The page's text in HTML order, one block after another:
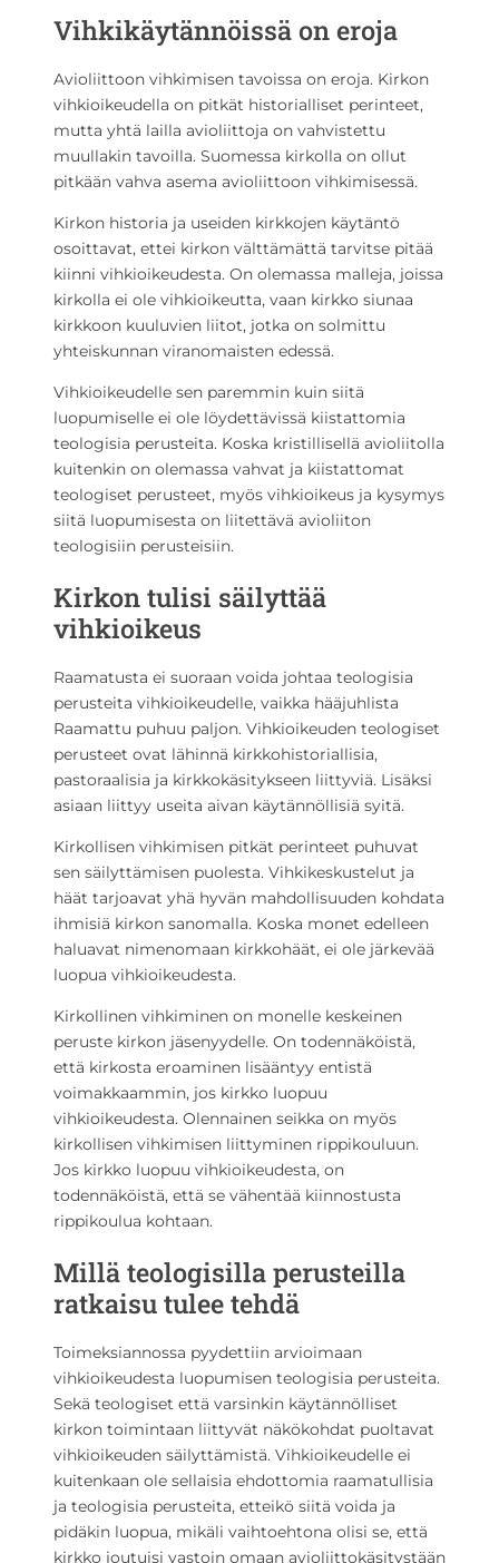
Vihkikäytännöissä on eroja
Avioliittoon vihkimisen tavoissa on eroja. Kirkon
vihkioikeudella on pitkät historialliset perinteet,
mutta yhtä lailla avioliittoja on vahvistettu
muullakin tavoilla. Suomessa kirkolla on ollut
pitkään vahva asema avioliittoon vihkimisessä.
Kirkon historia ja useiden kirkkojen käytäntö
osoittavat, ettei kirkon välttämättä tarvitse pitää
kiinni vihkioikeudesta. On olemassa malleja, joissa
kirkolla ei ole vihkioikeutta, vaan kirkko siunaa
kirkkoon kuuluvien liitot, jotka on solmittu
yhteiskunnan viranomaisten edessä.
Vihkioikeudelle sen paremmin kuin siitä
luopumiselle ei ole löydettävissä kiistattomia
teologisia perusteita. Koska kristillisellä avioliitolla
kuitenkin on olemassa vahvat ja kiistattomat
teologiset perusteet, myös vihkioikeus ja kysymys
siitä luopumisesta on liitettävä avioliiton
teologisiin perusteisiin.
Kirkon tulisi säilyttää
vihkioikeus
Raamatusta ei suoraan voida johtaa teologisia
perusteita vihkioikeudelle, vaikka hääjuhlista
Raamattu puhuu paljon. Vihkioikeuden teologiset
perusteet ovat lähinnä kirkkohistoriallisia,
pastoraalisia ja kirkkokäsitykseen liittyviä. Lisäksi
asiaan liittyy useita aivan käytännöllisiä syitä.
Kirkollisen vihkimisen pitkät perinteet puhuvat
sen säilyttämisen puolesta. Vihkikeskustelut ja
häät tarjoavat yhä hyvän mahdollisuuden kohdata
ihmisiä kirkon sanomalla. Koska monet edelleen
haluavat nimenomaan kirkkohäät, ei ole järkevää
luopua vihkioikeudesta.
Kirkollinen vihkiminen on monelle keskeinen
peruste kirkon jäsenyydelle. On todennäköistä,
että kirkosta eroaminen lisääntyy entistä
voimakkaammin, jos kirkko luopuu
vihkioikeudesta. Olennainen seikka on myös
kirkollisen vihkimisen liittyminen rippikouluun.
Jos kirkko luopuu vihkioikeudesta, on
todennäköistä, että se vähentää kiinnostusta
rippikoulua kohtaan.
Millä teologisilla perusteilla
ratkaisu tulee tehdä
Toimeksiannossa pyydettiin arvioimaan
vihkioikeudesta luopumisen teologisia perusteita.
Sekä teologiset että varsinkin käytännölliset
kirkon toimintaan liittyvät näkökohdat puoltavat
vihkioikeuden säilyttämistä. Vihkioikeudelle ei
kuitenkaan ole sellaisia ehdottomia raamatullisia
ja teologisia perusteita, etteikö siitä voida ja
pidäkin luopua, mikäli vaihtoehtona olisi se, että
kirkko joutuisi vastoin omaan avioliittokäsitystään